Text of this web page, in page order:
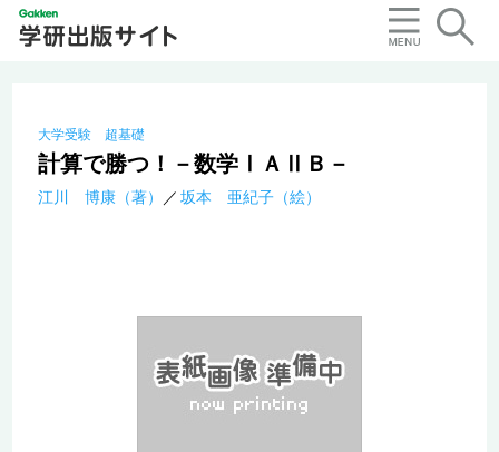
大学受験 超基礎
計算で勝つ！－数学ⅠＡⅡＢ－
江川 博康（著） 坂本 亜紀子（絵）